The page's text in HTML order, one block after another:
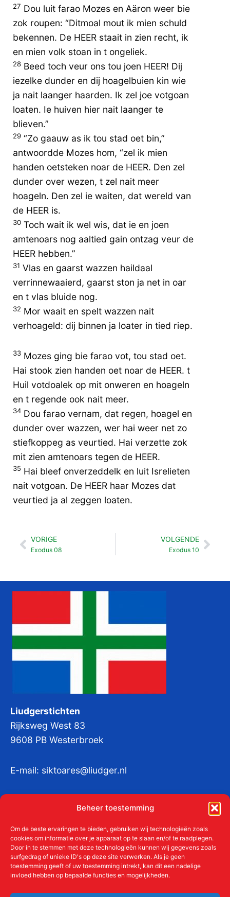
Beheer toestemming
Om de beste ervaringen te bieden, gebruiken wij technologieën zoals
cookies om informatie over je apparaat op te slaan en/of te raadplegen.
Door in te stemmen met deze technologieën kunnen wij gegevens zoals
surfgedrag of unieke ID's op deze site verwerken. Als je geen
toestemming geeft of uw toestemming intrekt, kan dit een nadelige
invloed hebben op bepaalde functies en mogelijkheden.
27 Dou luit farao Mozes en Aäron weer bie
zok roupen: “Ditmoal mout ik mien schuld
bekennen. De HEER staait in zien recht, ik
en mien volk stoan in t ongeliek.
28 Beed toch veur ons tou joen HEER! Dij
iezelke dunder en dij hoagelbuien kin wie
ja nait laanger haarden. Ik zel joe votgoan
loaten. Ie huiven hier nait laanger te
blieven.”
29 “Zo gaauw as ik tou stad oet bin,”
antwoordde Mozes hom, “zel ik mien
handen oetsteken noar de HEER. Den zel
dunder over wezen, t zel nait meer
hoageln. Den zel ie waiten, dat wereld van
de HEER is.
30 Toch wait ik wel wis, dat ie en joen
amtenoars nog aaltied gain ontzag veur de
HEER hebben.”
31 Vlas en gaarst wazzen haildaal
verrinnewaaierd, gaarst ston ja net in oar
en t vlas bluide nog.
32 Mor waait en spelt wazzen nait
verhoageld: dij binnen ja loater in tied riep.
33 Mozes ging bie farao vot, tou stad oet.
Hai stook zien handen oet noar de HEER. t
Huil votdoalek op mit onweren en hoageln
en t regende ook nait meer.
34 Dou farao vernam, dat regen, hoagel en
dunder over wazzen, wer hai weer net zo
stiefkoppeg as veurtied. Hai verzette zok
mit zien amtenoars tegen de HEER.
35 Hai bleef onverzeddelk en luit Isrelieten
nait votgoan. De HEER haar Mozes dat
veurtied ja al zeggen loaten.
Vorige
VORIGE
Exodus 08
VOLGENDE
Exodus 10
Liudgerstichten
Rijksweg West 83
9608 PB Westerbroek
E-mail: siktoares@liudger.nl
KvKnr:41011712
Meer over de Liudgerstichten